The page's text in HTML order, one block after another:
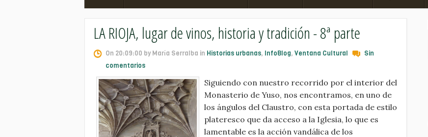
LA RIOJA, lugar de vinos, historia y tradición - 8ª parte
On 20:09:00 by María Serralba in Historias urbanas, InfoBlog, Ventana Cultural
Sin
comentarios
Siguiendo con nuestro recorrido por el interior del
Monasterio de Yuso, nos encontramos, en uno de
los ángulos del Claustro, con esta portada de estilo
plateresco que da acceso a la Iglesia, lo que es
lamentable es la acción vandálica de los